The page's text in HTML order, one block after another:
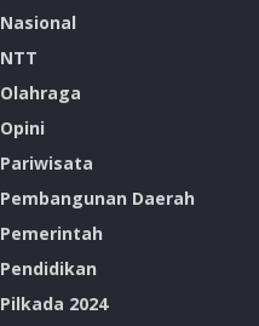
Nasional
NTT
Olahraga
Opini
Pariwisata
Pembangunan Daerah
Pemerintah
Pendidikan
Pilkada 2024